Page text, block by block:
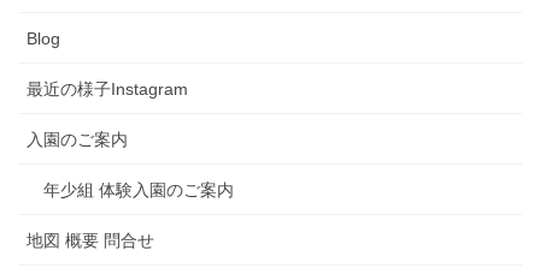
Blog
最近の様子Instagram
入園のご案内
年少組 体験入園のご案内
地図 概要 問合せ